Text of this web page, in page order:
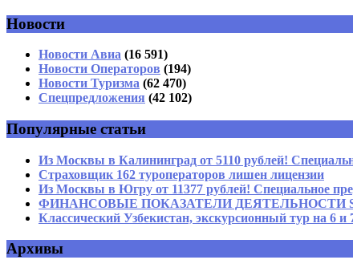
Комментарий
Имя *
Email*
Новости
Новости Авиа (16 591)
Новости Операторов (194)
Новости Туризма (62 470)
Спецпредложения (42 102)
Популярные статьи
Из Москвы в Калининград от 5110 рублей!
Страховщик 162 туроператоров лишен лицензии
Из Москвы в Югру от 11377 рублей! Специальное
ФИНАНСОВЫЕ ПОКАЗАТЕЛИ ДЕЯТЕЛЬНОСТИ SIA
Классический Узбекистан, экскурсионный тур на 6
Архивы